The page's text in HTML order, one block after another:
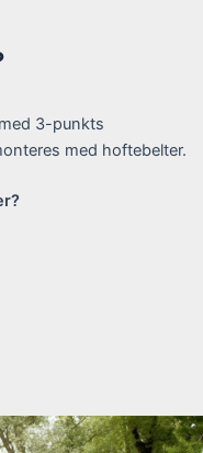
3-punkts
med hoftebelter.